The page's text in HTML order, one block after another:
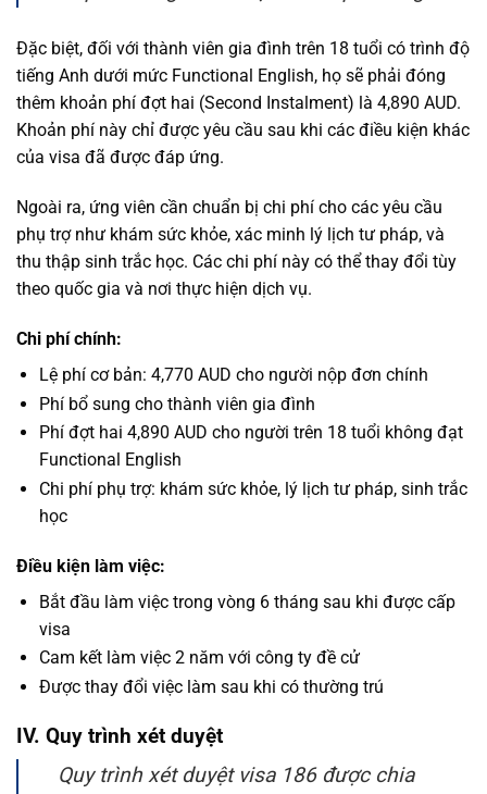
Đặc biệt, đối với thành viên gia đình trên 18 tuổi có trình độ
tiếng Anh dưới mức Functional English, họ sẽ phải đóng
thêm khoản phí đợt hai (Second Instalment) là 4,890 AUD.
Khoản phí này chỉ được yêu cầu sau khi các điều kiện khác
của visa đã được đáp ứng.
Ngoài ra, ứng viên cần chuẩn bị chi phí cho các yêu cầu
phụ trợ như khám sức khỏe, xác minh lý lịch tư pháp, và
thu thập sinh trắc học. Các chi phí này có thể thay đổi tùy
theo quốc gia và nơi thực hiện dịch vụ.
Chi phí chính:
Lệ phí cơ bản: 4,770 AUD cho người nộp đơn chính
Phí bổ sung cho thành viên gia đình
Phí đợt hai 4,890 AUD cho người trên 18 tuổi không đạt
Functional English
Chi phí phụ trợ: khám sức khỏe, lý lịch tư pháp, sinh trắc
học
Điều kiện làm việc:
Bắt đầu làm việc trong vòng 6 tháng sau khi được cấp
visa
Cam kết làm việc 2 năm với công ty đề cử
Được thay đổi việc làm sau khi có thường trú
IV. Quy trình xét duyệt
Quy trình xét duyệt visa 186 được chia